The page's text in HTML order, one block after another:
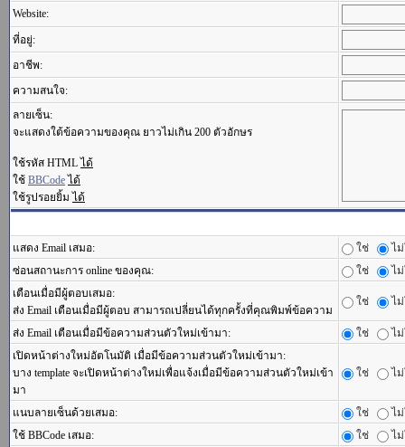
Website:
ที่อยู่:
อาชีพ:
ความสนใจ:
ลายเซ็น:
จะแสดงใต้ข้อความของคุณ ยาวไม่เกิน 200 ตัวอักษร
ใช้รหัส HTML ได้
ใช้ BBCode ได้
ใช้รูปรอยยิ้ม ได้
แสดง Email เสมอ: ใช่
ไ
ซ่อนสถานะการ online ของคุณ:
ใช่
ไ
เตือนเมื่อมีผู้ตอบเสมอ:
ส่ง Email เตือนเมื่อมีผู้ตอบ สามารถเปลี่ยนได้ทุกครั้งที่คุณพิมพ์ข้อความ
ใช่ ไ
ส่ง Email เตือนเมื่อมีข้อความส่วนตัวใหม่เข้ามา: ใช่
ไ
เปิดหน้าต่างใหม่อัตโนมัติ เมื่อมีข้อความส่วนตัวใหม่เข้ามา:
บาง template จะเปิดหน้าต่างใหม่เพื่อแจ้งเมื่อมีข้อความส่วนตัวใหม่เข้า
มา
ใช่ ไ
แนบลายเซ็นด้วยเสมอ: ใช่
ไ
ใช้ BBCode เสมอ:
ใช่
ไ